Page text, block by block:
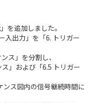
追加しました。
出力」を「6. トリガー
ス」を分割し、
および「6.5 トリガー
内の信号継続時間に